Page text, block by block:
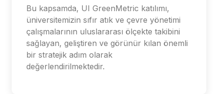
Bu kapsamda, UI GreenMetric katılımı,
üniversitemizin sıfır atık ve çevre yönetimi
çalışmalarının uluslararası ölçekte takibini
sağlayan, geliştiren ve görünür kılan önemli
bir stratejik adım olarak
değerlendirilmektedir.